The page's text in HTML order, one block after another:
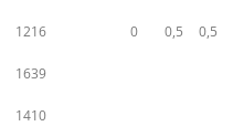
1216 0 0,5 0,5
1639
1410